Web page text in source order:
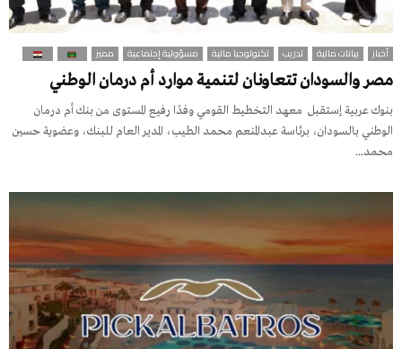
أخبار بيانات مالية تدريب تكنولوجيا مالية مسؤولية إجتماعية مميز
مصر والسودان تتعاونان لتنمية موارد أم درمان الوطني
بنوك عربية إستقبل معهد التخطيط القومي وفدًا رفيع المستوى من بنك أم درمان
الوطني بالسودان، برئاسة عبدالمنعم محمد الطيب، المدير العام للبنك، وعضوية حسين
محمد...